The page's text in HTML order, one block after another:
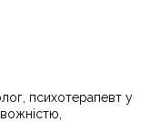
психотерапевт у